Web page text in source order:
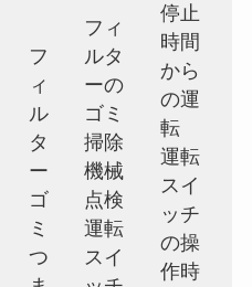
フ
ィ
ル
タ
ー
ゴ
ミ
つ
フィ
ルタ
ーの
ゴミ
掃除
機械
点検
運転
スイ
停止
時間
から
の運
転
運転
スイ
ッチ
の操
作時